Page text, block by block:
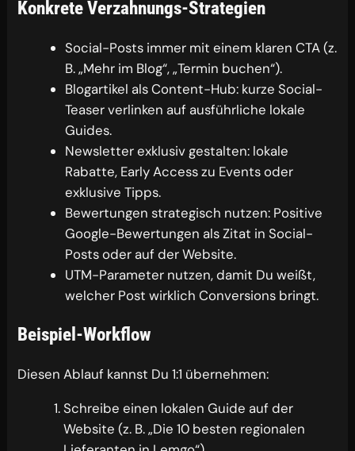
Konkrete Verzahnungs-Strategien
Social-Posts immer mit einem klaren CTA (z.
B. „Mehr im Blog“, „Termin buchen“).
Blogartikel als Content-Hub: kurze Social-
Teaser verlinken auf ausführliche lokale
Guides.
Newsletter exklusiv gestalten: lokale
Rabatte, Early Access zu Events oder
exklusive Tipps.
Bewertungen strategisch nutzen: Positive
Google-Bewertungen als Zitat in Social-
Posts oder auf der Website.
UTM-Parameter nutzen, damit Du weißt,
welcher Post wirklich Conversions bringt.
Beispiel-Workflow
Diesen Ablauf kannst Du 1:1 übernehmen:
Schreibe einen lokalen Guide auf der
Website (z. B. „Die 10 besten regionalen